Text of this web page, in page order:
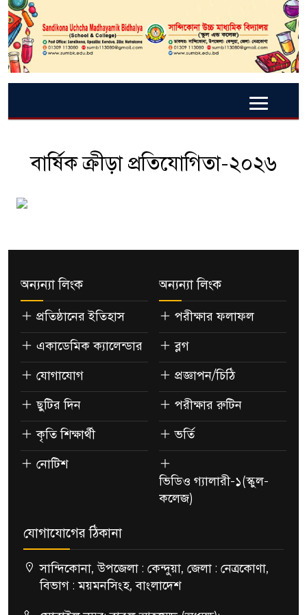
বার্ষিক ক্রীড়া প্রতিযোগিতা-২০২৬
অন্যন্যা লিংক
প্রতিষ্ঠানের ইতিহাস
একাডেমিক ক্যালেন্ডার
যোগাযোগ
ছুটির দিন
কৃতি শিক্ষার্থী
নোটিশ
অন্যন্যা লিংক
পরীক্ষার ফলাফল
ব্লগ
প্রজ্ঞাপন/চিঠি
পরীক্ষার রুটিন
ভর্তি
ভিডিও গ্যালারী-১(স্কুল-
কলেজ)
যোগাযোগের ঠিকানা
সান্দিকোনা, উপজেলা : কেন্দুয়া, জেলা : নেত্রকোণা,
বিভাগ : ময়মনসিংহ, বাংলাদেশ